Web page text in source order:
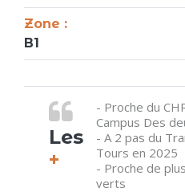
Zone :
B1
Les
+
- Proche du
Campus Des
- A 2 pas du
Tours en 2025
- Proche de
verts